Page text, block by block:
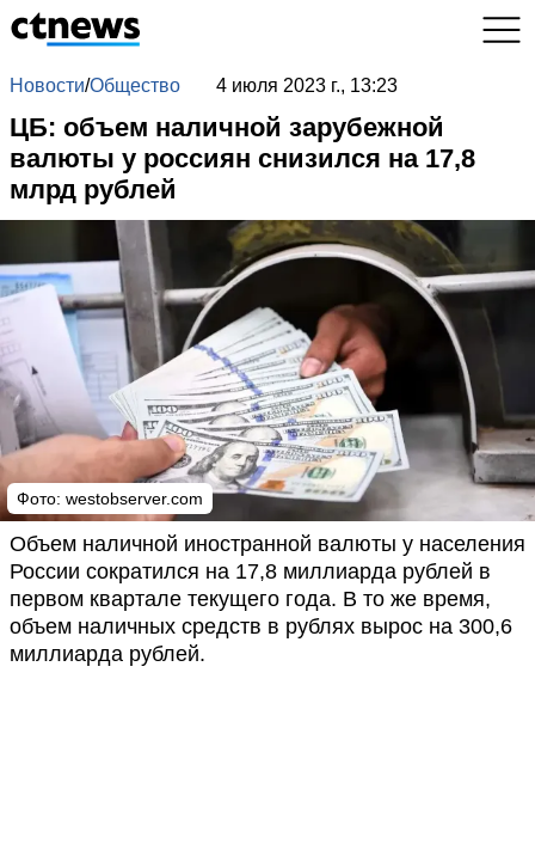
Новости/Общество 4 июля 2023 г., 13:23
ЦБ: объем наличной зарубежной
валюты у россиян снизился на 17,8
млрд рублей
Фото: westobserver.com
Объем наличной иностранной валюты у населения
России сократился на 17,8 миллиарда рублей в
первом квартале текущего года. В то же время,
объем наличных средств в рублях вырос на 300,6
миллиарда рублей.